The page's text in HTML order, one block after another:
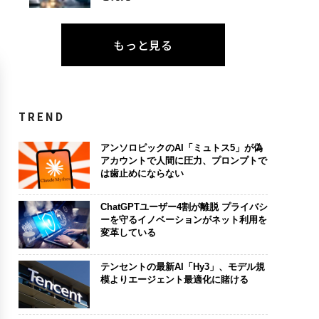
もっと見る
TREND
アンソロピックのAI「ミュトス5」が偽
アカウントで人間に圧力、プロンプトで
は歯止めにならない
ChatGPTユーザー4割が離脱 プライバシ
ーを守るイノベーションがネット利用を
変革している
テンセントの最新AI「Hy3」、モデル規
模よりエージェント最適化に賭ける